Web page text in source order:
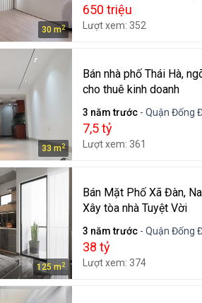
30 m2
650 triệu
Lượt xem: 352
33 m2
Bán nhà phố Thái Hà,
cho thuê kinh doanh
3 năm trước - Quận Đống
7,5 tỷ
Lượt xem: 361
125 m2
Bán Mặt Phố Xã Đàn,
Xây tòa nhà Tuyệt Vời
3 năm trước - Quận Đống
38 tỷ
Lượt xem: 374